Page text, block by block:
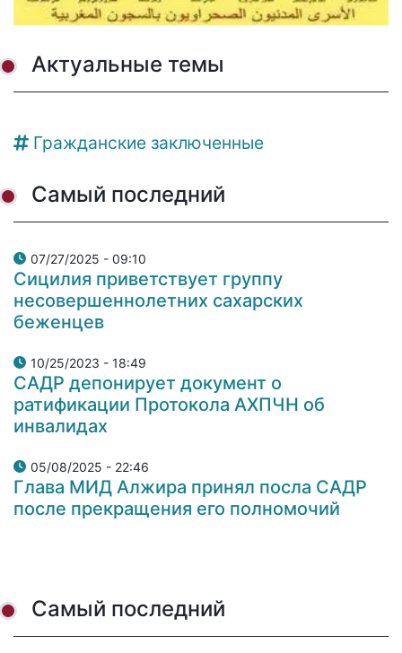
Актуальные темы
Гражданские заключенные
Самый последний
07/27/2025 - 09:10
Сицилия приветствует группу
несовершеннолетних сахарских
беженцев
10/25/2023 - 18:49
САДР депонирует документ о
ратификации Протокола АХПЧН об
инвалидах
05/08/2025 - 22:46
Глава МИД Алжира принял посла САДР
после прекращения его полномочий
Самый последний